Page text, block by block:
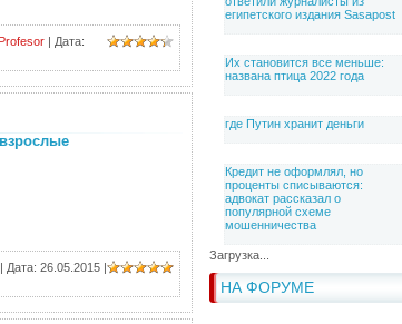
египетского издания Sasapost
Их становится все меньше:
названа птица 2022 года
где Путин хранит деньги
Кредит не оформлял, но
проценты списываются:
адвокат рассказал о
популярной схеме
мошенничества
Загрузка...
НА ФОРУМЕ
Profesor | Дата:
| Дата: 26.05.2015 |